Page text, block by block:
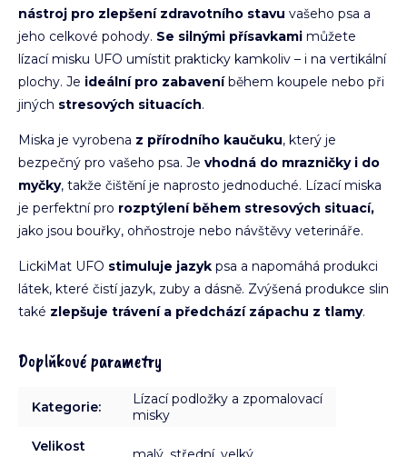
nástroj pro zlepšení zdravotního stavu vašeho psa a
jeho celkové pohody. Se silnými přísavkami můžete
lízací misku UFO umístit prakticky kamkoliv – i na vertikální
plochy. Je ideální pro zabaveníběhem koupele nebo při
jiných stresových situacích.
Miska je vyrobena z přírodního kaučuku, který je
bezpečný pro vašeho psa. Je vhodná do mrazničky i do
myčky, takže čištění je naprosto jednoduché. Lízací miska
je perfektní pro rozptýlení během stresových situací,
jako jsou bouřky, ohňostroje nebo návštěvy veterináře.
LickiMat UFO stimuluje jazyk psa a napomáhá produkci
látek, které čistí jazyk, zuby a dásně. Zvýšená produkce slin
také zlepšuje trávení a předchází zápachu z tlamy.
Doplňkové parametry
Kategorie:
Lízací podložky a zpomalovací
misky
Velikost